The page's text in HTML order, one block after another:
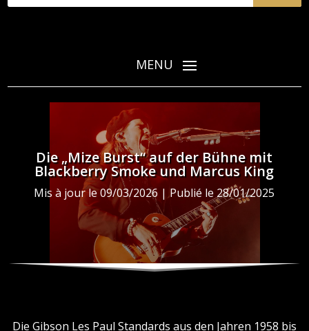
Die „Mize Burst“ auf der Bühne mit
Blackberry Smoke und Marcus King
Mis à jour le 09/03/2026 | Publié le 28/01/2025
Die Gibson Les Paul Standards aus den Jahren 1958 bis